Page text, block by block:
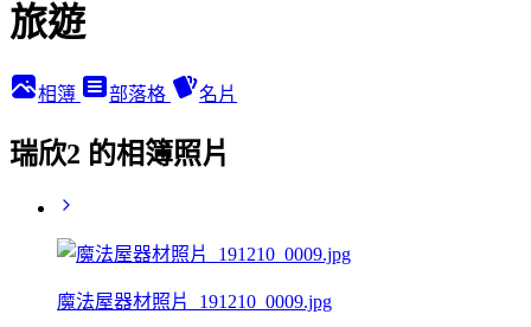
旅遊
相簿 部落格 名片
瑞欣2 的相簿照片
魔法屋器材照片_191210_0009.jpg